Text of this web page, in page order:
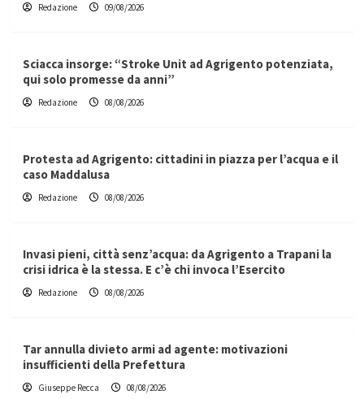
Redazione 09/08/2026
Sciacca insorge: “Stroke Unit ad Agrigento potenziata,
qui solo promesse da anni”
Redazione 08/08/2026
Protesta ad Agrigento: cittadini in piazza per l’acqua e il
caso Maddalusa
Redazione 08/08/2026
Invasi pieni, città senz’acqua: da Agrigento a Trapani la
crisi idrica è la stessa. E c’è chi invoca l’Esercito
Redazione 08/08/2026
Tar annulla divieto armi ad agente: motivazioni
insufficienti della Prefettura
Giuseppe Recca 08/08/2026